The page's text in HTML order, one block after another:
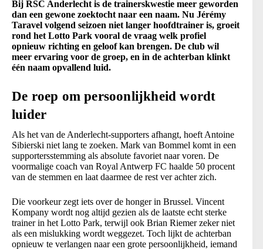
Bij RSC Anderlecht is de trainerskwestie meer geworden
dan een gewone zoektocht naar een naam. Nu Jérémy
Taravel volgend seizoen niet langer hoofdtrainer is, groeit
rond het Lotto Park vooral de vraag welk profiel
opnieuw richting en geloof kan brengen. De club wil
meer ervaring voor de groep, en in de achterban klinkt
één naam opvallend luid.
De roep om persoonlijkheid wordt
luider
Als het van de Anderlecht-supporters afhangt, hoeft Antoine
Sibierski niet lang te zoeken. Mark van Bommel komt in een
supportersstemming als absolute favoriet naar voren. De
voormalige coach van Royal Antwerp FC haalde 50 procent
van de stemmen en laat daarmee de rest ver achter zich.
Die voorkeur zegt iets over de honger in Brussel. Vincent
Kompany wordt nog altijd gezien als de laatste echt sterke
trainer in het Lotto Park, terwijl ook Brian Riemer zeker niet
als een mislukking wordt weggezet. Toch lijkt de achterban
opnieuw te verlangen naar een grote persoonlijkheid, iemand